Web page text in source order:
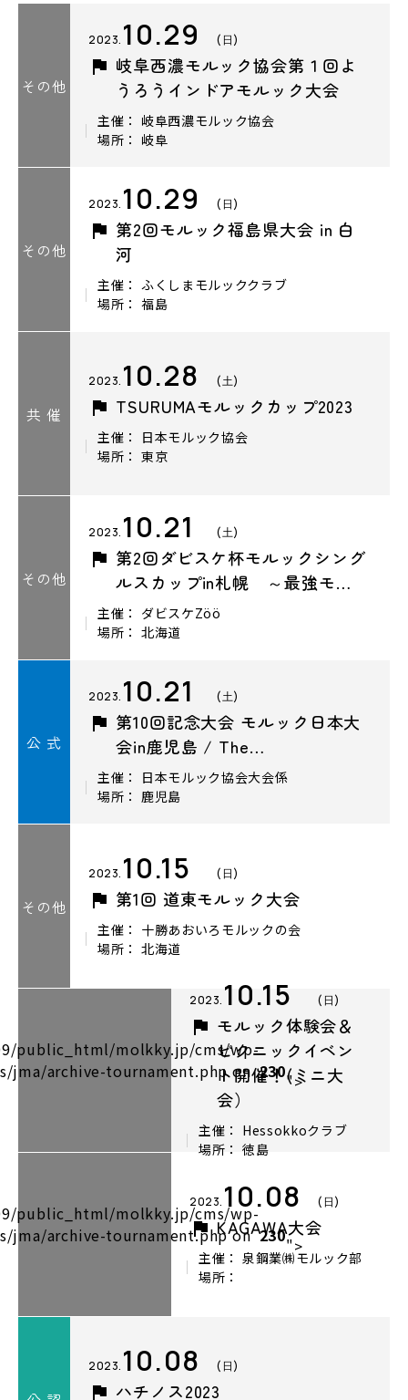
その他
2023. 10.29 (日)
岐阜西濃モルック協会第１回よ
うろうインドアモルック大会
主催： 岐阜西濃モルック協会
場所： 岐阜
その他
2023. 10.29 (日)
第2回モルック福島県大会 in 白
河
主催： ふくしまモルッククラブ
場所： 福島
共 催
2023. 10.28 (土)
TSURUMAモルックカップ2023
主催： 日本モルック協会
場所： 東京
その他
2023. 10.21 (土)
第2回ダビスケ杯モルックシング
ルスカップin札幌 ～最強モ…
主催： ダビスケZöö
場所： 北海道
公 式
2023. 10.21 (土)
第10回記念大会 モルック日本大
会in鹿児島 / The…
主催： 日本モルック協会大会係
場所： 鹿児島
その他
2023. 10.15 (日)
第1回 道東モルック大会
主催： 十勝あおいろモルックの会
場所： 北海道
public_html/molkky.jp/cms/wp-
jma/archive-tournament.php on 230">
2023. 10.15 (日)
モルック体験会＆
ピクニックイベン
ト開催！(ミニ大
会）
主催： Hessokkoクラブ
場所： 徳島
public_html/molkky.jp/cms/wp-
jma/archive-tournament.php on 230">
2023. 10.08 (日)
KAGAWA大会
主催： 泉鋼業㈱モルック部
場所：
2023. 10.08 (日)
ハチノス2023